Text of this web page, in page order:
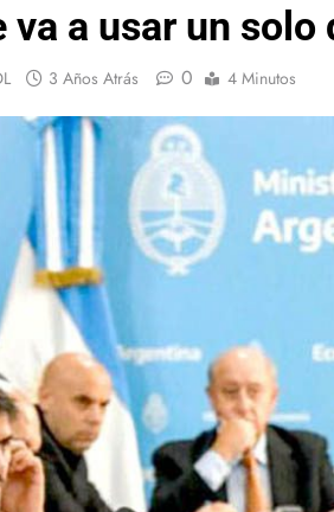
va a usar un
3 Años Atrás 0 4 Minutos